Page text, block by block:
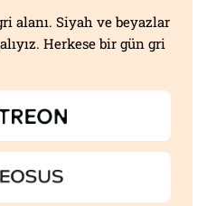
alanı. Siyah ve beyazlar
Herkese bir gün gri